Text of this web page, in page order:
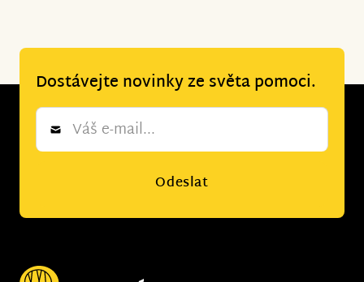
Dostávejte novinky ze světa pomoci.
Newsletter
Odeslat